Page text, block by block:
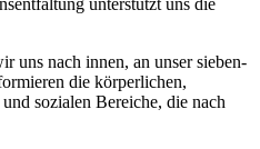
unterstützt uns die
uns nach innen, an unser sieben-
die körperlichen,
sozialen Bereiche, die nach